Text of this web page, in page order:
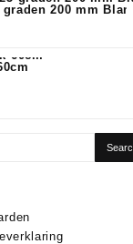
is:
200 mm Blank